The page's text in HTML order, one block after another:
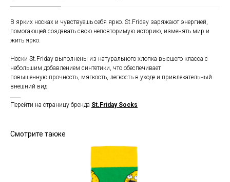
В ярких носках и чувствуешь себя ярко. St.Friday заряжают энергией,
помогающей создавать свою неповторимую историю, изменять мир и
жить ярко.
Носки St.Friday выполнены из натурального хлопка высшего класса с
небольшим добавлением синтетики, что обеспечивает
повышенную прочность, мягкость, легкость в уходе и привлекательный
внешний вид.
Перейти на страницу бренда St.Friday Socks
Смотрите также